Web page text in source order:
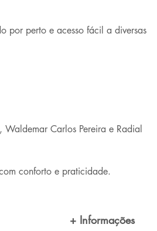
por perto e acesso fácil a diversas
Carlos Pereira e Radial
conforto e praticidade.
+ Informações